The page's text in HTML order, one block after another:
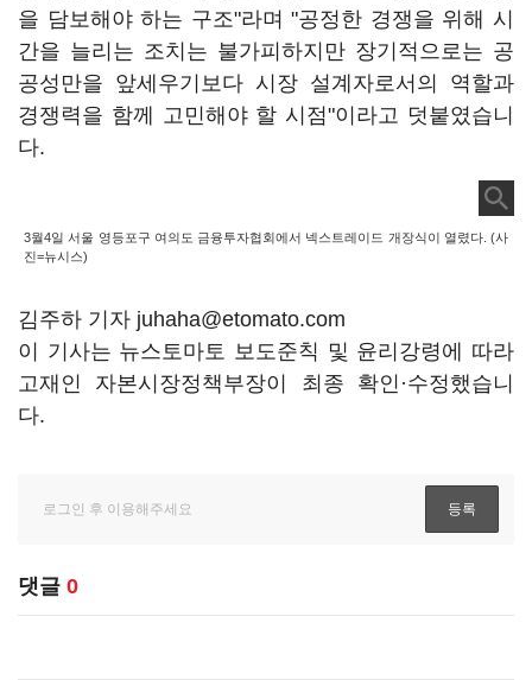
을 담보해야 하는 구조"라며 "공정한 경쟁을 위해 시
간을 늘리는 조치는 불가피하지만 장기적으로는 공
공성만을 앞세우기보다 시장 설계자로서의 역할과
경쟁력을 함께 고민해야 할 시점"이라고 덧붙였습니
다.
3월4일 서울 영등포구 여의도 금융투자협회에서 넥스트레이드 개장식이 열렸다. (사
진=뉴시스)
김주하 기자 juhaha@etomato.com
이 기사는 뉴스토마토 보도준칙 및 윤리강령에 따라
고재인 자본시장정책부장이 최종 확인·수정했습니
다.
댓글 0